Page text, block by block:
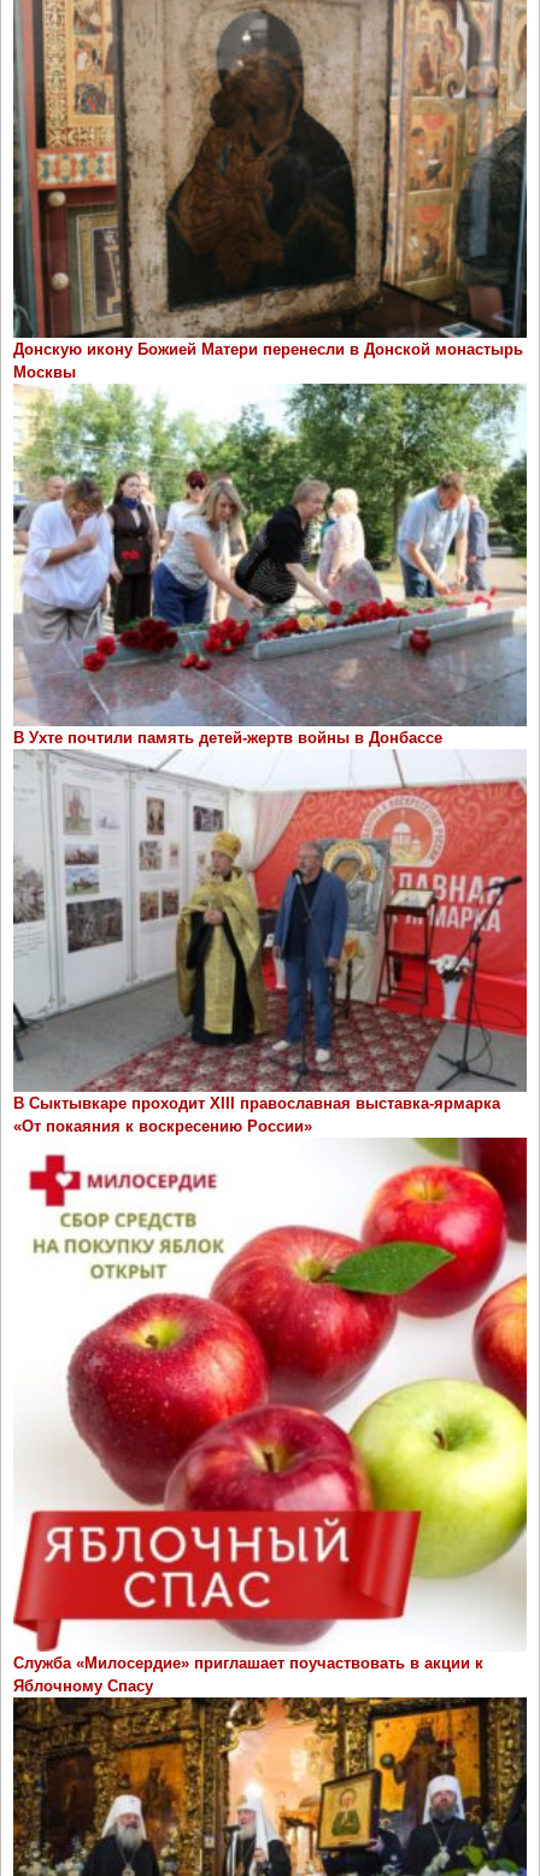
Донскую икону Божией Матери перенесли в Донской монастырь
Москвы
В Ухте почтили память детей-жертв войны в Донбассе
В Сыктывкаре проходит ХIII православная выставка-ярмарка
«От покаяния к воскресению России»
Служба «Милосердие» приглашает поучаствовать в акции к
Яблочному Спасу